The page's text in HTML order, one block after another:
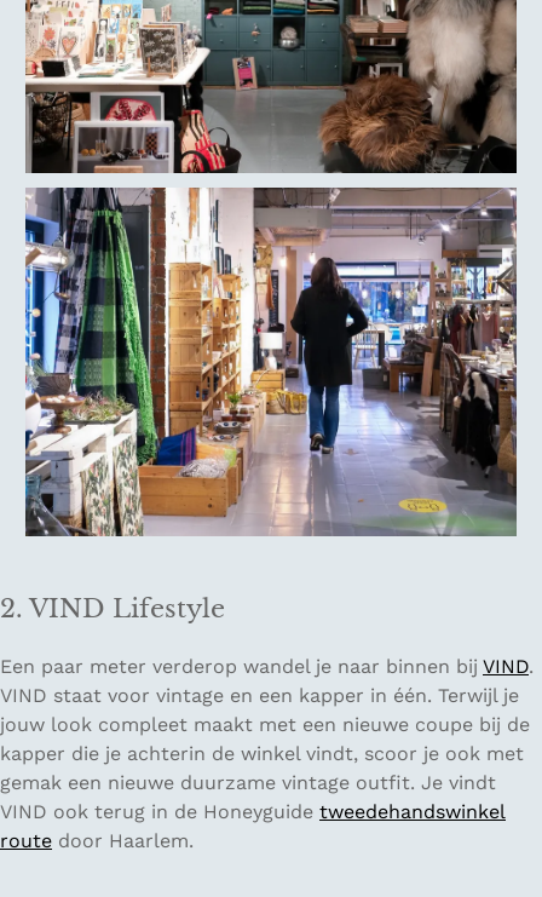
2. VIND Lifestyle
Een paar meter verderop wandel je naar binnen bij VIND.
VIND staat voor vintage en een kapper in één. Terwijl je
jouw look compleet maakt met een nieuwe coupe bij de
kapper die je achterin de winkel vindt, scoor je ook met
gemak een nieuwe duurzame vintage outfit. Je vindt
VIND ook terug in de Honeyguide tweedehandswinkel
route door Haarlem.